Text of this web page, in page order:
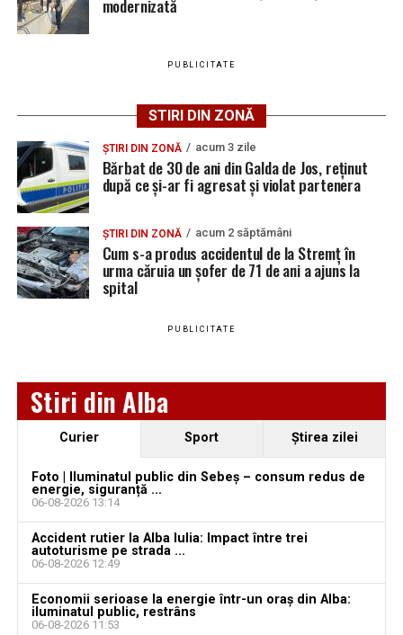
preferată pe Google
Urmărește Ziarul Unirea pe Social Media
YouTube Instagram WhatsApp TikTok
Jaf de peste 300.000 de euro, la Teiuș. Familia
păgubită susține că ancheta bate pasul pe loc, la
aproape o lună de la spargere
Locuri de muncă în Sântimbru, disponibile la 4
august 2026. AJOFM Alba a publicat lista posturilor
vacante
Locuri de muncă în Galda de Jos, disponibile la 4
august 2026. AJOFM Alba a publicat lista posturilor
vacante
Locuri de muncă în Teiuș, disponibile la 4 august
2026. AJOFM Alba a publicat lista posturilor
modernizată
PUBLICITATE
STIRI DIN ZONĂ
ȘTIRI DIN ZONĂ acum 3 zile
Bărbat de 30 de ani din Galda de Jos, reținut
după ce și-ar fi agresat și violat partenera
ȘTIRI DIN ZONĂ acum 2 săptămâni
Cum s-a produs accidentul de la Stremț în
urma căruia un șofer de 71 de ani a ajuns la
spital
PUBLICITATE
Stiri din Alba
Curier Sport Ştirea zilei
Foto | Iluminatul public din Sebeș – consum redus de
energie, siguranță ...
06-08-2026 13:14
Accident rutier la Alba Iulia: Impact între trei
autoturisme pe strada ...
06-08-2026 12:49
Economii serioase la energie într-un oraș din Alba:
iluminatul public, restrâns
06-08-2026 11:53